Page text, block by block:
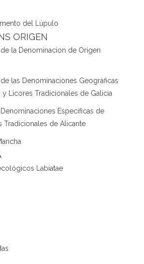
del Lúpulo
ORIGEN
la Denominacion de Origen
las Denominaciones Geográficas
Licores Tradicionales de Galicia
Específicas de
Tradicionales de Alicante
Labiatae